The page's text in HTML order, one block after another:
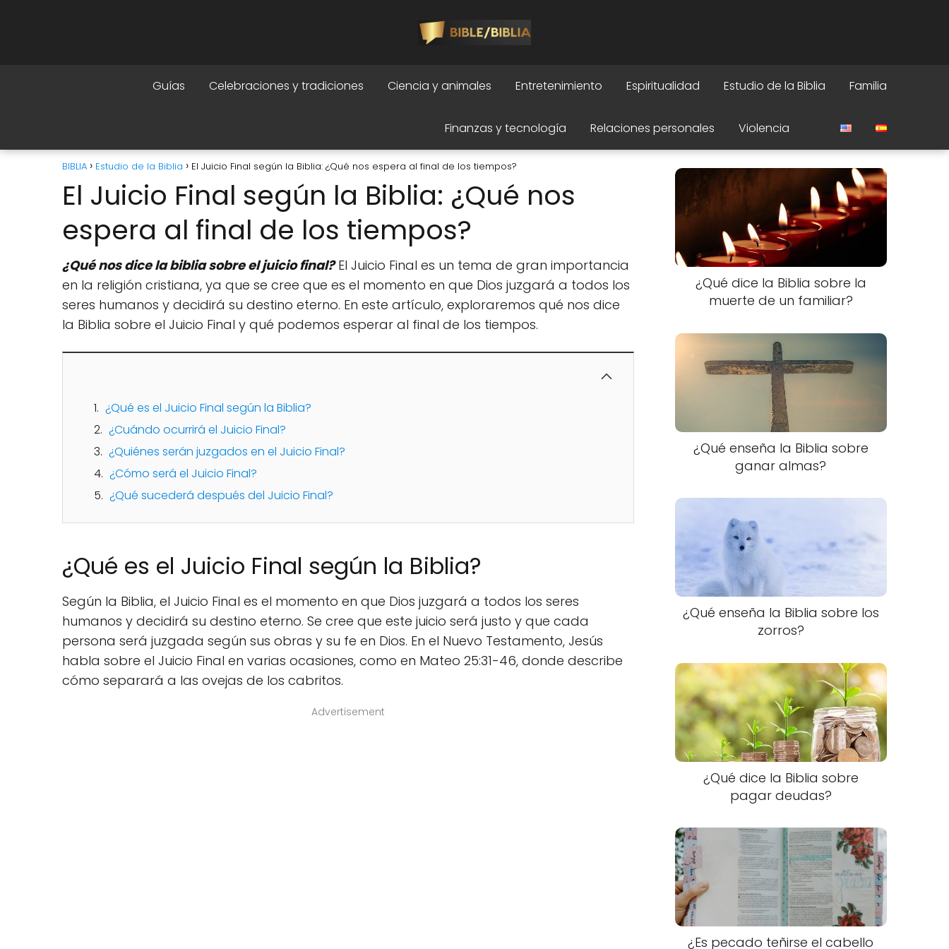
Guías Celebraciones y tradiciones Ciencia y animales Entretenimiento Espiritualidad Estudio de la Biblia Familia
Finanzas y tecnología Relaciones personales Violencia
BIBLIA Estudio de la Biblia El Juicio Final según la Biblia: ¿Qué nos espera al final de los tiempos?
El Juicio Final según la Biblia: ¿Qué nos
espera al final de los tiempos?
¿Qué nos dice la biblia sobre el juicio final?El Juicio Final es un tema de gran importancia
en la religión cristiana, ya que se cree que es el momento en que Dios juzgará a todos los
seres humanos y decidirá su destino eterno. En este artículo, exploraremos qué nos dice
la Biblia sobre el Juicio Final y qué podemos esperar al final de los tiempos.
¿Qué es el Juicio Final según la Biblia?
¿Cuándo ocurrirá el Juicio Final?
¿Quiénes serán juzgados en el Juicio Final?
¿Cómo será el Juicio Final?
¿Qué sucederá después del Juicio Final?
¿Qué es el Juicio Final según la Biblia?
Según la Biblia, el Juicio Final es el momento en que Dios juzgará a todos los seres
humanos y decidirá su destino eterno. Se cree que este juicio será justo y que cada
persona será juzgada según sus obras y su fe en Dios. En el Nuevo Testamento, Jesús
habla sobre el Juicio Final en varias ocasiones, como en Mateo 25:31-46, donde describe
cómo separará a las ovejas de los cabritos.
Advertisement
¿Qué dice la Biblia sobre la
muerte de un familiar?
¿Qué enseña la Biblia sobre
ganar almas?
¿Qué enseña la Biblia sobre los
zorros?
¿Qué dice la Biblia sobre
pagar deudas?
¿Es pecado teñirse el cabello